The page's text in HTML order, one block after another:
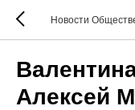
Новости
Алексей